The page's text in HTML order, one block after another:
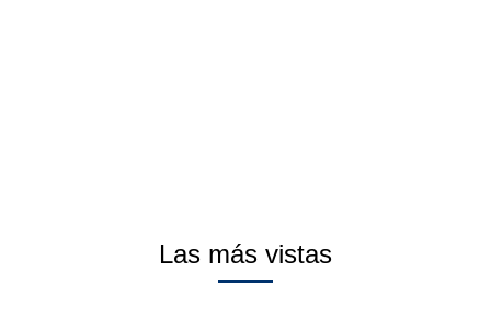
Las más vistas